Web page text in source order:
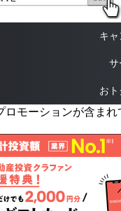
キ
サ
お
ロモーションが含まれ